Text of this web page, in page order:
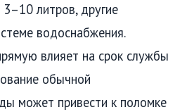
литров, другие
водоснабжения.
влияет на срок службы
обычной
может привести к поломке